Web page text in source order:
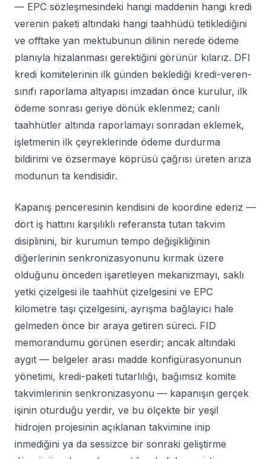
— EPC sözleşmesindeki hangi maddenin hangi kredi
verenin paketi altındaki hangi taahhüdü tetiklediğini
ve offtake yan mektubunun dilinin nerede ödeme
planıyla hizalanması gerektiğini görünür kılarız. DFI
kredi komitelerinin ilk günden beklediği kredi-veren-
sınıfı raporlama altyapısı imzadan önce kurulur, ilk
ödeme sonrası geriye dönük eklenmez; canlı
taahhütler altında raporlamayı sonradan eklemek,
işletmenin ilk çeyreklerinde ödeme durdurma
bildirimi ve özsermaye köprüsü çağrısı üreten arıza
modunun ta kendisidir.
Kapanış penceresinin kendisini de koordine ederiz —
dört iş hattını karşılıklı referansta tutan takvim
disiplinini, bir kurumun tempo değişikliğinin
diğerlerinin senkronizasyonunu kırmak üzere
olduğunu önceden işaretleyen mekanizmayı, saklı
yetki çizelgesi ile taahhüt çizelgesini ve EPC
kilometre taşı çizelgesini, ayrışma bağlayıcı hale
gelmeden önce bir araya getiren süreci. FID
memorandumu görünen eserdir; ancak altındaki
aygıt — belgeler arası madde konfigürasyonunun
yönetimi, kredi-paketi tutarlılığı, bağımsız komite
takvimlerinin senkronizasyonu — kapanışın gerçek
işinin oturduğu yerdir, ve bu ölçekte bir yeşil
hidrojen projesinin açıklanan takvimine inip
inmediğini ya da sessizce bir sonraki geliştirme